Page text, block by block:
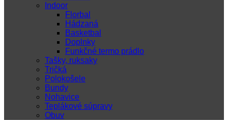
Indoor
Florbal
Hádzaná
Basketbal
Doplnky
Funkčné termo prádlo
Tašky, ruksaky
Tričká
Polokošele
Bundy
Nohavice
Teplákové súpravy
Obuv